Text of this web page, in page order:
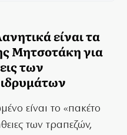
είναι τα
Μητσοτάκη για
των
είναι το «πακέτο
των τραπεζών,